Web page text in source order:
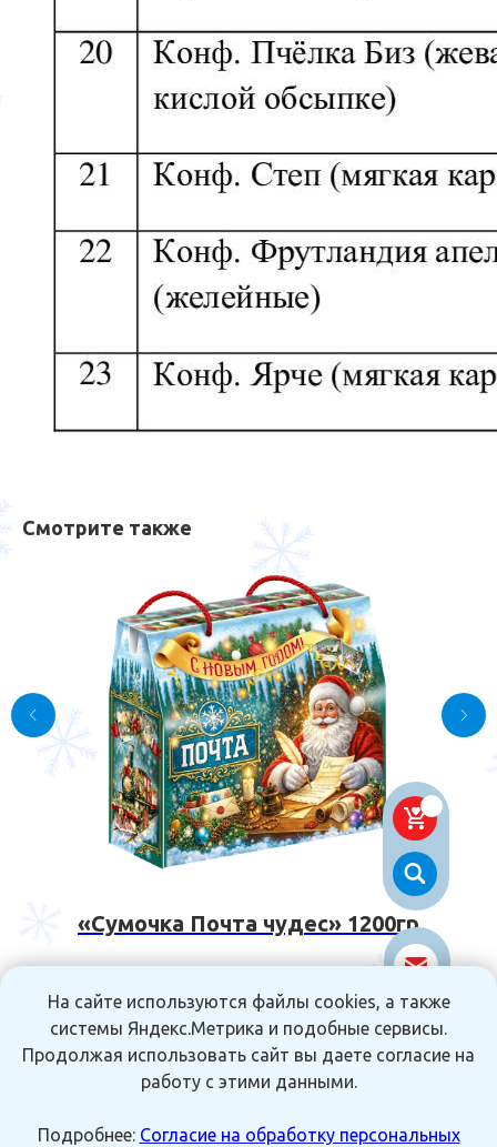
Смотрите также
«Сумочка Почта чудес» 1200гр
1 428 Р.
В КОРЗИНУ
На сайте используются файлы cookies, а также
системы Яндекс.Метрика и подобные сервисы.
Продолжая использовать сайт вы даете согласие на
работу с этими данными.
Подробнее: Согласие на обработку персональных